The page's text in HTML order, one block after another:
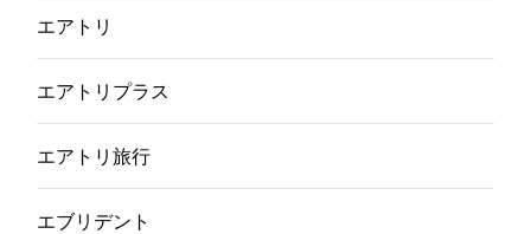
エアトリ
エアトリプラス
エアトリ旅行
エブリデント